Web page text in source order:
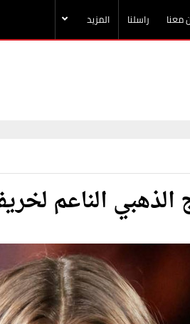
معنا راسلنا المزيد
الناعم لخريف